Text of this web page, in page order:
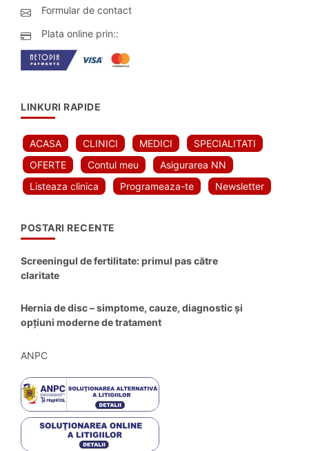
Formular de contact
Plata online prin::
LINKURI RAPIDE
ACASA CLINICI MEDICI
SPECIALITATI
OFERTE
Contul meu
Asigurarea NN
Listeaza clinica
Programeaza-te Newsletter
POSTARI RECENTE
Screeningul de fertilitate: primul pas către
claritate
Hernia de disc – simptome, cauze, diagnostic și
opțiuni moderne de tratament
ANPC